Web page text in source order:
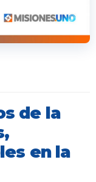
de la
en la